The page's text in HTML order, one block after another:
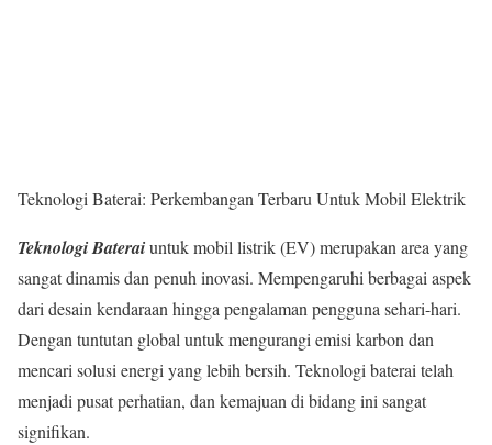
Teknologi Baterai: Perkembangan Terbaru Untuk Mobil Elektrik
Teknologi Bateraiuntuk mobil listrik (EV) merupakan area yang
sangat dinamis dan penuh inovasi. Mempengaruhi berbagai aspek
dari desain kendaraan hingga pengalaman pengguna sehari-hari.
Dengan tuntutan global untuk mengurangi emisi karbon dan
mencari solusi energi yang lebih bersih. Teknologi baterai telah
menjadi pusat perhatian, dan kemajuan di bidang ini sangat
signifikan.